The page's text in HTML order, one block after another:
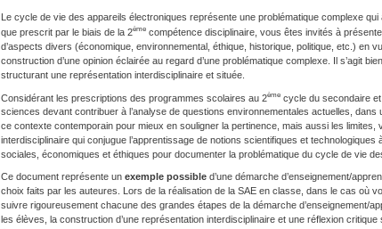
Le cycle de vie des appareils électroniques représente une problématique complexe
que prescrit par le biais de la 2ème compétence disciplinaire, vous êtes invités à
d’aspects divers (économique, environnemental, éthique, historique, politique, etc.) en
construction d’une opinion éclairée au regard d’une problématique complexe. Il s’agit
structurant une représentation interdisciplinaire et située.
Considérant les prescriptions des programmes scolaires au 2ème cycle du secondaire
sciences devant contribuer à l’analyse de questions environnementales actuelles,
ce contexte contemporain pour mieux en souligner la pertinence, mais aussi les limites,
interdisciplinaire qui conjugue l’apprentissage de notions scientifiques et technologiques
sociales, économiques et éthiques pour documenter la problématique du cycle de vie
Ce document représente un exemple possible d’une démarche d’enseignement/
choix faits par les auteures. Lors de la réalisation de la SAE en classe, dans le cas où
suivre rigoureusement chacune des grandes étapes de la démarche d’enseignement/
les élèves, la construction d’une représentation interdisciplinaire et une réflexion